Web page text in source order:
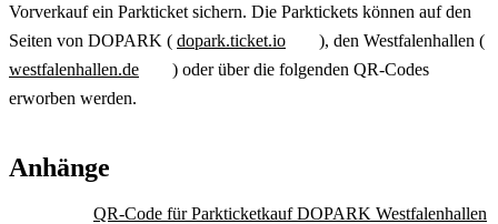
Vorverkauf ein Parkticket sichern. Die Parktickets können auf den
Seiten von DOPARK ( dopark.ticket.io
), den Westfalenhallen (
westfalenhallen.de
) oder über die folgenden QR-Codes
erworben werden.
Anhänge
QR-Code für Parkticketkauf DOPARK Westfalenhallen